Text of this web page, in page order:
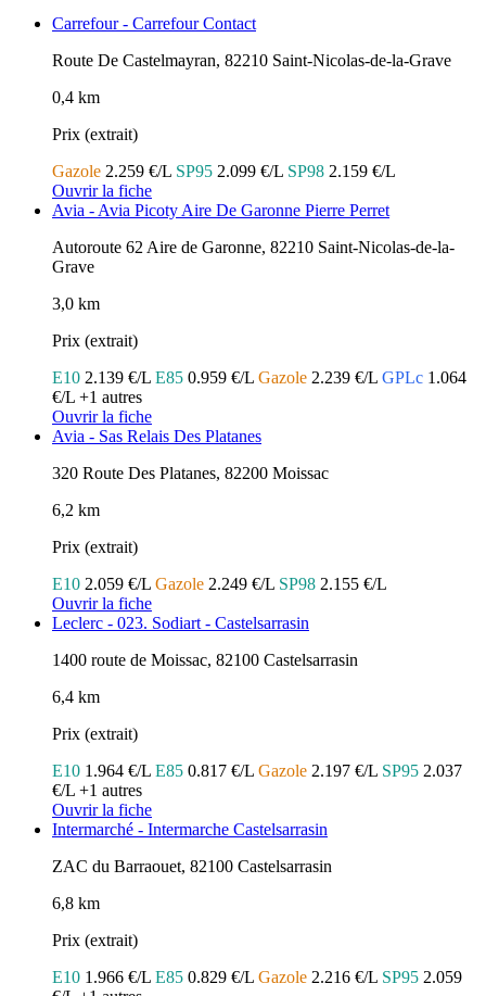
Carrefour - Carrefour Contact
Route De Castelmayran, 82210 Saint-Nicolas-de-la-Grave
0,4 km
Prix (extrait)
Gazole 2.259 €/L SP95 2.099 €/L SP98 2.159 €/L
Ouvrir la fiche
Avia - Avia Picoty Aire De Garonne Pierre Perret
Autoroute 62 Aire de Garonne, 82210 Saint-Nicolas-de-la-
Grave
3,0 km
Prix (extrait)
E10 2.139 €/L E85 0.959 €/L Gazole 2.239 €/L GPLc 1.064
€/L +1 autres
Ouvrir la fiche
Avia - Sas Relais Des Platanes
320 Route Des Platanes, 82200 Moissac
6,2 km
Prix (extrait)
E10 2.059 €/L Gazole 2.249 €/L SP98 2.155 €/L
Ouvrir la fiche
Leclerc - 023. Sodiart - Castelsarrasin
1400 route de Moissac, 82100 Castelsarrasin
6,4 km
Prix (extrait)
E10 1.964 €/L E85 0.817 €/L Gazole 2.197 €/L SP95 2.037
€/L +1 autres
Ouvrir la fiche
Intermarché - Intermarche Castelsarrasin
ZAC du Barraouet, 82100 Castelsarrasin
6,8 km
Prix (extrait)
E10 1.966 €/L E85 0.829 €/L Gazole 2.216 €/L SP95 2.059